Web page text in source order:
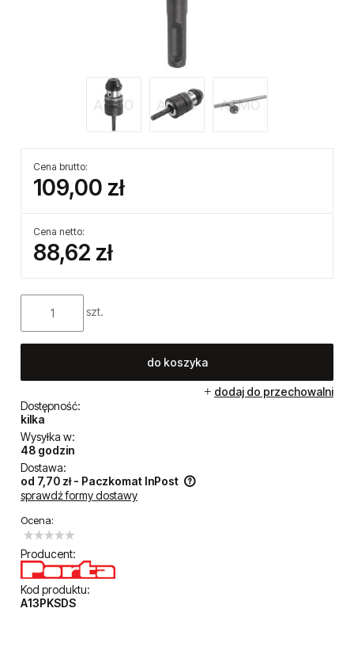
Cena brutto:
109,00 zł
Cena netto:
88,62 zł
szt.
do koszyka
dodaj do przechowalni
Dostępność:
kilka
Wysyłka w:
48 godzin
Dostawa:
od 7,70 zł - Paczkomat InPost
Cena nie zawiera ewentualnych kosztów płatności
sprawdź formy dostawy
Ocena:
Producent:
Kod produktu:
A13PKSDS